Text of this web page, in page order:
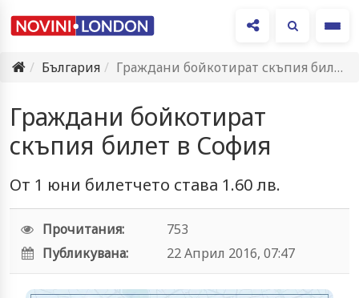
България
Граждани бойкотират скъпия билет в София
Граждани бойкотират
скъпия билет в София
От 1 юни билетчето става 1.60 лв.
Прочитания:
753
Публикувана:
22 Април 2016, 07:47